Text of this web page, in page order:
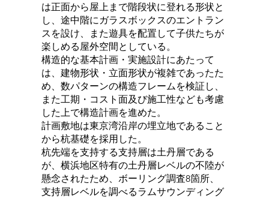
は正面から屋上まで階段状に登れる形状と
し、途中階にガラスボックスのエントラン
スを設け、また遊具を配置して子供たちが
楽しめる屋外空間としている。
構造的な基本計画・実施設計にあたって
は、建物形状・立面形状が複雑であったた
め、数パターンの構造フレームを検証し、
また工期・コスト面及び施工性なども考慮
した上で構造計画を進めた。
計画敷地は東京湾沿岸の埋立地であること
から杭基礎を採用した。
杭先端を支持する支持層は土丹層である
が、横浜地区特有の土丹層レベルの不陸が
懸念されたため、ボーリング調査8箇所、
支持層レベルを調べるラムサウンディング